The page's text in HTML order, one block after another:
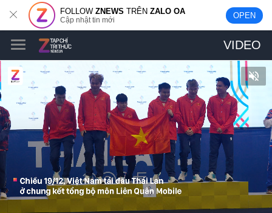
FOLLOWZNEWS TRÊNZALO OA
Cập nhật tin mới OPEN
VIDEO